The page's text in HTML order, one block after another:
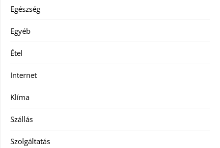
Egészség
Egyéb
Étel
Internet
Klíma
Szállás
Szolgáltatás